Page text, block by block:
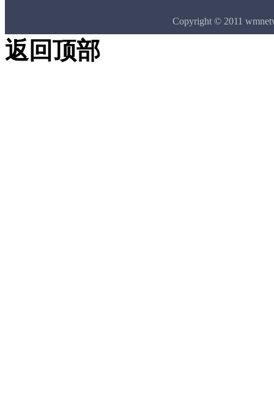
Copyright © 2011
返回顶部